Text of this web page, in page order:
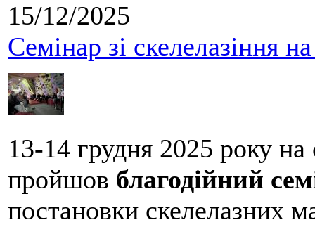
15/12/2025
Семінар зі скелелазіння
13-14 грудня 2025 року
пройшов благодійний
постановки скелелазних